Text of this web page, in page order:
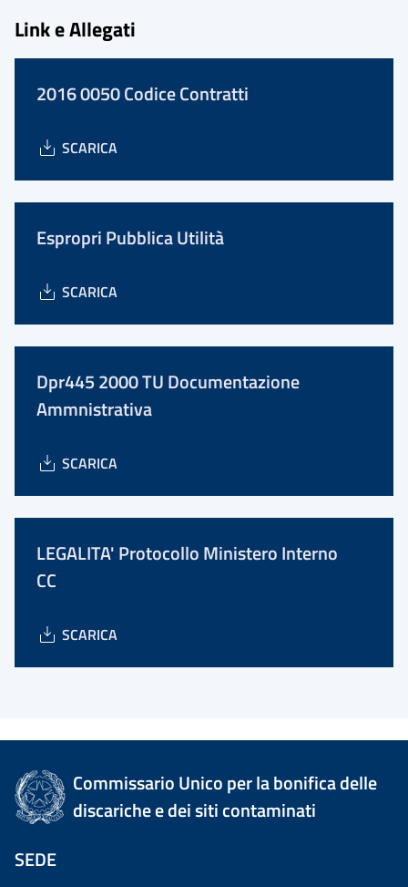
Link e Allegati
2016 0050 Codice Contratti
SCARICA
Espropri Pubblica Utilità
SCARICA
Dpr445 2000 TU Documentazione
Ammnistrativa
SCARICA
LEGALITA' Protocollo Ministero Interno
CC
SCARICA
Commissario Unico per la bonifica delle
discariche e dei siti contaminati
SEDE